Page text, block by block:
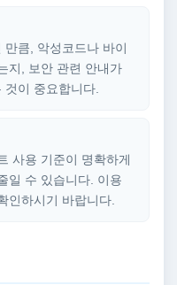
큼, 악성코드나 바이
지, 보안 관련 안내가
이 중요합니다.
사용 기준이 명확하게
일 수 있습니다. 이용
인하시기 바랍니다.